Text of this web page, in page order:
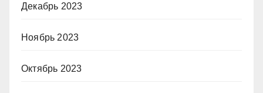
Декабрь 2023
Ноябрь 2023
Октябрь 2023